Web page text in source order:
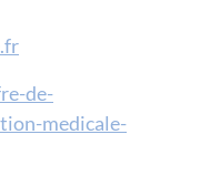
de-
medicale-